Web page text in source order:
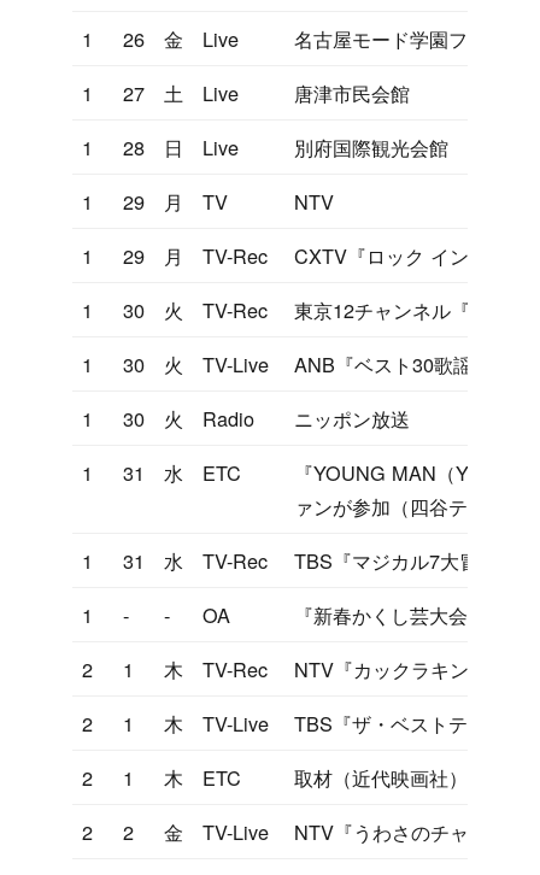
1
26 金 Live
名古屋モード学園ファッシ
1
27 土 Live
唐津市民会館
1
28 日 Live
別府国際観光会館
1
29 月 TV
NTV
1
29 月 TV-Rec
CXTV『ロック イン ヒデキ
1
30 火 TV-Rec
東京12チャンネル『ヤンヤ
1
30 火 TV-Live
ANB『ベスト30歌謡曲』
1
30 火 Radio
ニッポン放送
1
31 水 ETC
『YOUNG MAN（
ァンが参加（四谷テイクワ
1
31 水 TV-Rec
TBS『マジカル7大冒険』
1
- - OA
『新春かくし芸大会』～歌
2
1 木 TV-Rec
NTV『カックラキン大放送
2
1 木 TV-Live
TBS『ザ・ベストテン』（
2
1 木 ETC
取材（近代映画社）
2
2 金 TV-Live
NTV『うわさのチャンネル